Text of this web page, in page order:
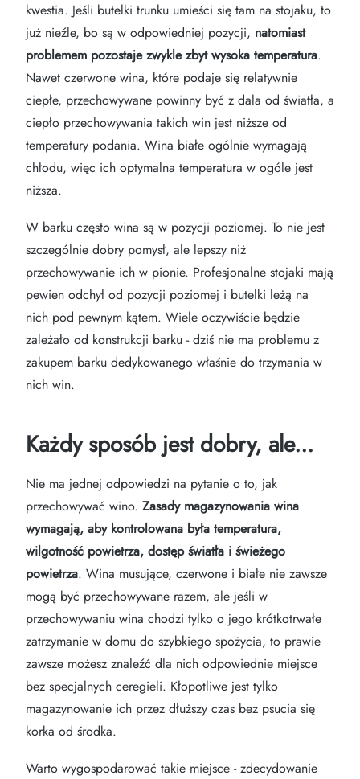
kwestia. Jeśli butelki trunku umieści się tam na stojaku, to
już nieźle, bo są w odpowiedniej pozycji, natomiast
problemem pozostaje zwykle zbyt wysoka temperatura.
Nawet czerwone wina, które podaje się relatywnie
ciepłe, przechowywane powinny być z dala od światła, a
ciepło przechowywania takich win jest niższe od
temperatury podania. Wina białe ogólnie wymagają
chłodu, więc ich optymalna temperatura w ogóle jest
niższa.
W barku często wina są w pozycji poziomej. To nie jest
szczególnie dobry pomysł, ale lepszy niż
przechowywanie ich w pionie. Profesjonalne stojaki mają
pewien odchył od pozycji poziomej i butelki leżą na
nich pod pewnym kątem. Wiele oczywiście będzie
zależało od konstrukcji barku - dziś nie ma problemu z
zakupem barku dedykowanego właśnie do trzymania w
nich win.
Każdy sposób jest dobry, ale...
Nie ma jednej odpowiedzi na pytanie o to, jak
przechowywać wino. Zasady magazynowania wina
wymagają, aby kontrolowana była temperatura,
wilgotność powietrza, dostęp światła i świeżego
powietrza. Wina musujące, czerwone i białe nie zawsze
mogą być przechowywane razem, ale jeśli w
przechowywaniu wina chodzi tylko o jego krótkotrwałe
zatrzymanie w domu do szybkiego spożycia, to prawie
zawsze możesz znaleźć dla nich odpowiednie miejsce
bez specjalnych ceregieli. Kłopotliwe jest tylko
magazynowanie ich przez dłuższy czas bez psucia się
korka od środka.
Warto wygospodarować takie miejsce - zdecydowanie